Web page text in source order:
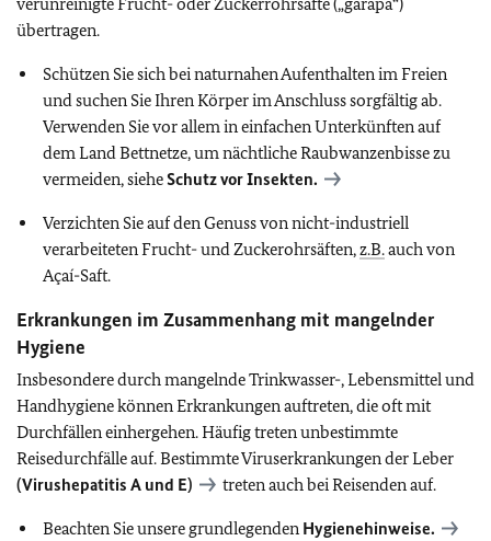
übertragen.
Schützen Sie sich bei naturnahen Aufenthalten im Freien
und suchen Sie Ihren Körper im Anschluss sorgfältig ab.
Verwenden Sie vor allem in einfachen Unterkünften auf
dem Land Bettnetze, um nächtliche Raubwanzenbisse zu
vermeiden, sieheSchutz vor Insekten.
Verzichten Sie auf den Genuss von nicht-industriell
verarbeiteten Frucht- und Zuckerohrsäften,z.B.auch von
Açaí-Saft.
Erkrankungen im Zusammenhang mit mangelnder
Hygiene
Insbesondere durch mangelnde Trinkwasser-, Lebensmittel und
Handhygiene können Erkrankungen auftreten, die oft mit
Durchfällen einhergehen. Häufig treten unbestimmte
Reisedurchfälle auf. Bestimmte Viruserkrankungen der Leber
(Virushepatitis A und E)
treten auch bei Reisenden auf.
Beachten Sie unsere grundlegenden Hygienehinweise.